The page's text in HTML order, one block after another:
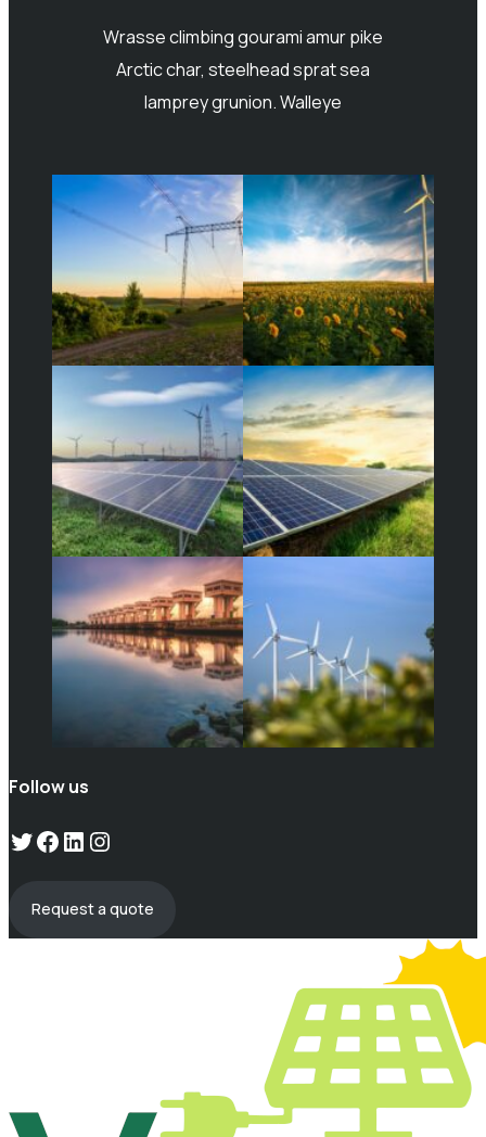
Wrasse climbing gourami amur pike
Arctic char, steelhead sprat sea
lamprey grunion. Walleye
Follow us
Twitter
Facebook
LinkedIn
Instagram
Request a quote